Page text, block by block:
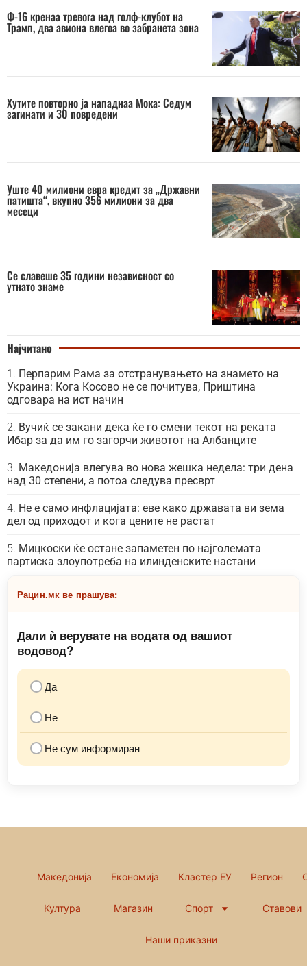
Ф-16 кренаа тревога над голф-клубот на
Трамп, два авиона влегоа во забранета зона
Хутите повторно ја нападнаа Мока: Седум
загинати и 30 повредени
Уште 40 милиони евра кредит за „Државни
патишта“, вкупно 356 милиони за два
месеци
Се славеше 35 години независност со
утнато знаме
Најчитано
Перпарим Рама за отстранувањето на знамето на
Украина: Кога Косово не се почитува, Приштина
одговара на ист начин
Вучиќ се закани дека ќе го смени текот на реката
Ибар за да им го загорчи животот на Албанците
Македонија влегува во нова жешка недела: три дена
над 30 степени, а потоа следува пресврт
Не е само инфлацијата: еве како државата ви зема
дел од приходот и кога цените не растат
Мицкоски ќе остане запаметен по најголемата
партиска злоупотреба на илинденските настани
Рацин.мк ве прашува:
Дали ѝ верувате на водата од вашиот
водовод?
Да
Не
Не сум информиран
Македонија Економија Кластер ЕУ Регион
Култура Магазин Спорт Ставови
Наши приказни